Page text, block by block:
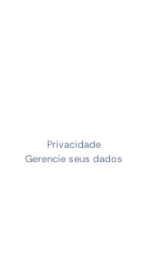
Privacidade
Gerencie seus dados